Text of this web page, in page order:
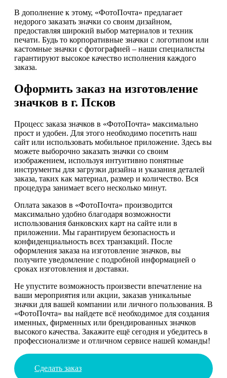
В дополнение к этому, «ФотоПочта» предлагает
недорого заказать значки со своим дизайном,
предоставляя широкий выбор материалов и техник
печати. Будь то корпоративные значки с логотипом или
кастомные значки с фотографией – наши специалисты
гарантируют высокое качество исполнения каждого
заказа.
Оформить заказ на изготовление
значков в г. Псков
Процесс заказа значков в «ФотоПочта» максимально
прост и удобен. Для этого необходимо посетить наш
сайт или использовать мобильное приложение. Здесь вы
можете выборочно заказать значки со своим
изображением, используя интуитивно понятные
инструменты для загрузки дизайна и указания деталей
заказа, таких как материал, размер и количество. Вся
процедура занимает всего несколько минут.
Оплата заказов в «ФотоПочта» производится
максимально удобно благодаря возможности
использования банковских карт на сайте или в
приложении. Мы гарантируем безопасность и
конфиденциальность всех транзакций. После
оформления заказа на изготовление значков, вы
получите уведомление с подробной информацией о
сроках изготовления и доставки.
Не упустите возможность произвести впечатление на
ваши мероприятия или акции, заказав уникальные
значки для вашей компании или личного пользования. В
«ФотоПочта» вы найдете всё необходимое для создания
именных, фирменных или брендированных значков
высокого качества. Закажите ещё сегодня и убедитесь в
профессионализме и отличном сервисе нашей команды!
Сделать заказ